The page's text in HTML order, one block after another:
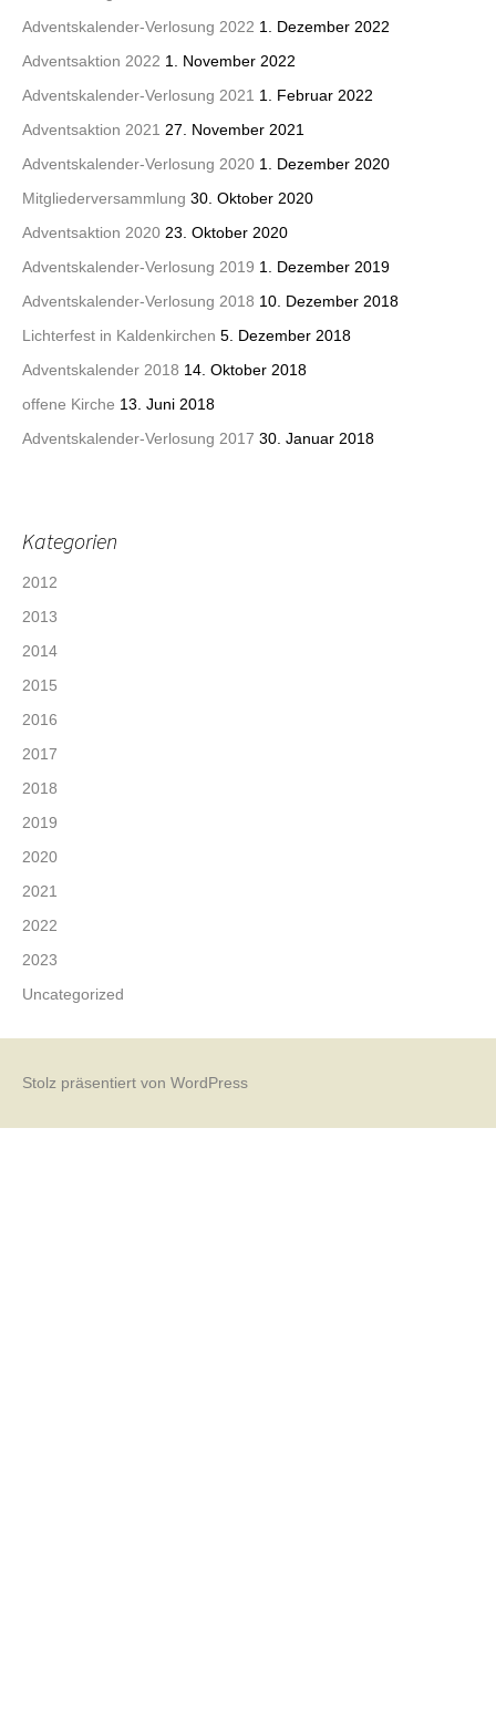
Adventskalender-Verlosung 2022 1. Dezember 2022
Adventsaktion 2022 1. November 2022
Adventskalender-Verlosung 2021 1. Februar 2022
Adventsaktion 2021 27. November 2021
Adventskalender-Verlosung 2020 1. Dezember 2020
Mitgliederversammlung 30. Oktober 2020
Adventsaktion 2020 23. Oktober 2020
Adventskalender-Verlosung 2019 1. Dezember 2019
Adventskalender-Verlosung 2018 10. Dezember 2018
Lichterfest in Kaldenkirchen 5. Dezember 2018
Adventskalender 2018 14. Oktober 2018
offene Kirche 13. Juni 2018
Adventskalender-Verlosung 2017 30. Januar 2018
Kategorien
2012
2013
2014
2015
2016
2017
2018
2019
2020
2021
2022
2023
Uncategorized
Stolz präsentiert von WordPress